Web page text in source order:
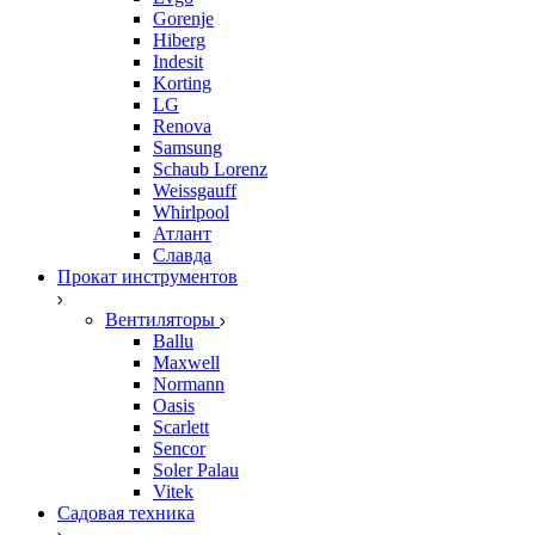
Gorenje
Hiberg
Indesit
Korting
LG
Renova
Samsung
Schaub Lorenz
Weissgauff
Whirlpool
Атлант
Славда
Прокат инструментов
Вентиляторы
Ballu
Maxwell
Normann
Oasis
Scarlett
Sencor
Soler Palau
Vitek
Садовая техника